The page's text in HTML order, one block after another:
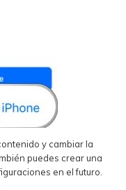
y cambiar la
puedes crear una
en el futuro.